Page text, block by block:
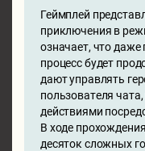
Геймплей
приключения в
означает, что
процесс будет
дают управлять
пользователя
действиями
В ходе
десяток сложных